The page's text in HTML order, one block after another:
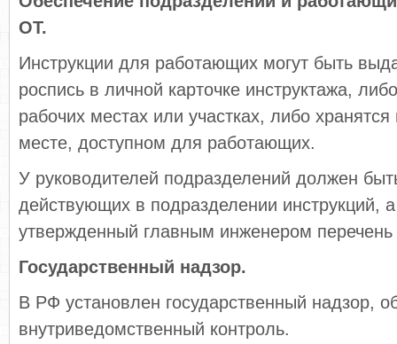
ОТ.
Инструкции для работающих могут быть
роспись в личной карточке инструктажа,
рабочих местах или участках, либо
месте, доступном для работающих.
У руководителей подразделений должен
действующих в подразделении инструкций,
утвержденный главным инженером перечень
Государственный надзор.
В РФ установлен государственный надзор,
внутриведомственный контроль.